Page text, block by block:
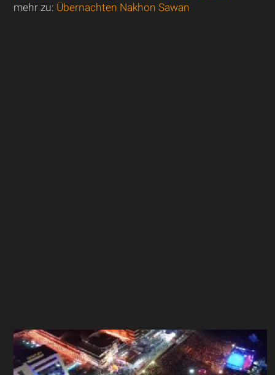
mehr zu: Übernachten Nakhon Sawan